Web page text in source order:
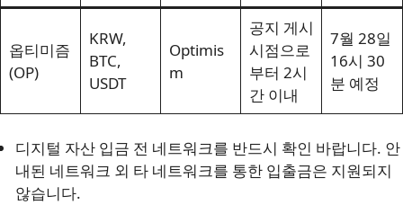
옵티미즘
(OP)
KRW,
BTC,
USDT
Optimis
m
공지 게시
시점으로
부터 2시
간 이내
7월 28일
16시 30
분 예정
디지털 자산 입금 전 네트워크를 반드시 확인 바랍니다. 안
내된 네트워크 외 타 네트워크를 통한 입출금은 지원되지
않습니다.